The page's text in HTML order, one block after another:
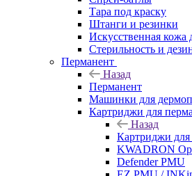
Тара под краску
Штанги и резинки
Искусственная кожа
Стерильность и
Перманент
Назад
Перманент
Машинки для
Картриджи для
Назад
Картриджи для
KWADRON
Defender PMU